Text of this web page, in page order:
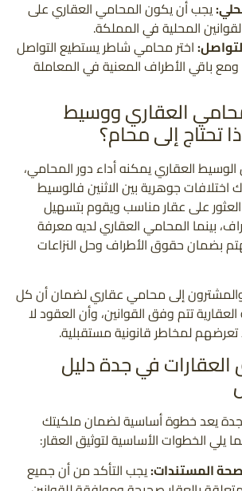
يجب أن يكون المحامي العقاري على
المحلية في المملكة.
اختر محامي شاطر يستطيع التواصل
باقي الأطراف المعنية في المعاملة
العقاري ووسيط
تحتاج إلى محام؟
العقاري يمكنه أداء دور المحامي،
جوهرية بين الاثنين فالوسيط
على عقار مناسب ويقوم بتسهيل
بينما المحامي العقاري لديه معرفة
بضمان حقوق الأطراف وحل النزاعات
إلى محامي عقاري لضمان أن كل
تتم وفق القوانين، وأن العقود لا
لمخاطر قانونية مستقبلية.
في جدة دليل
جدة يعد خطوة أساسية لضمان ملكيتك
يلي الخطوات الأساسية لتوثيق العقار:
المستندات:يجب التأكد من أن جميع